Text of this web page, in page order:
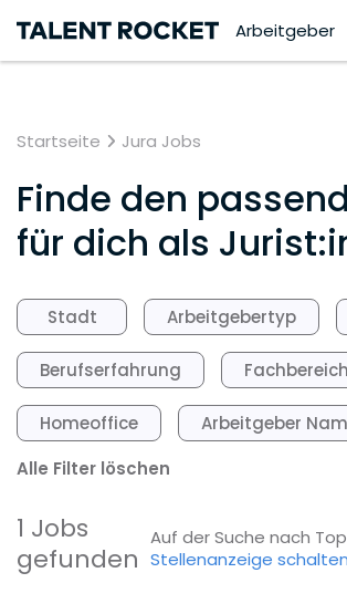
Arbeitgeber
Startseite Jura Jobs
Finde den
für dich als
Stadt Arbeitgebertyp
Berufserfahrung Fachbereich
Homeoffice
Arbeitgeber
Alle Filter löschen
1 Jobs
gefunden
Auf der Suche nach
Stellenanzeige schalten